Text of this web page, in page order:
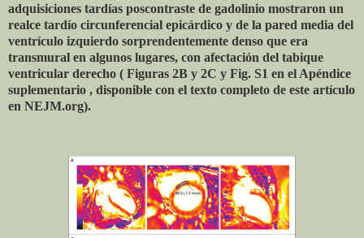
adquisiciones tardías poscontraste de gadolinio mostraron un
realce tardío circunferencial epicárdico y de la pared media del
ventrículo izquierdo sorprendentemente denso que era
transmural en algunos lugares, con afectación del tabique
ventricular derecho ( Figuras 2B y 2C y Fig. S1 en el Apéndice
suplementario , disponible con el texto completo de este artículo
en NEJM.org).